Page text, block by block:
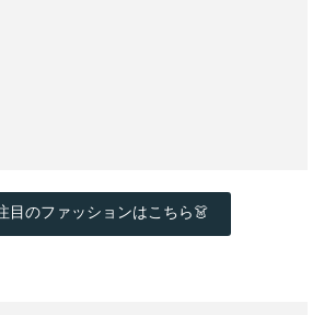
目のファッションはこちら👗